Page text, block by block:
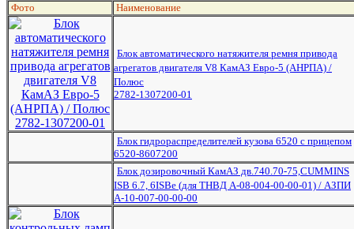
Фото Наименование
Блок автоматического натяжителя ремня привода
агрегатов двигателя V8 КамАЗ Евро-5 (АНРПА) /
Полюс
2782-1307200-01
Блок гидрораспределителей кузова 6520 с прицепом
6520-8607200
Блок дозировочный КамАЗ дв.740.70-75,CUMMINS
ISB 6.7, 6ISBe (для ТНВД А-08-004-00-00-01) / АЗПИ
А-10-007-00-00-00